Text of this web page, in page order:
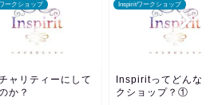
ークショップ
ャリティーにして
か？
Inspiritワークショップ
Inspiritってどんな
クショップ？①